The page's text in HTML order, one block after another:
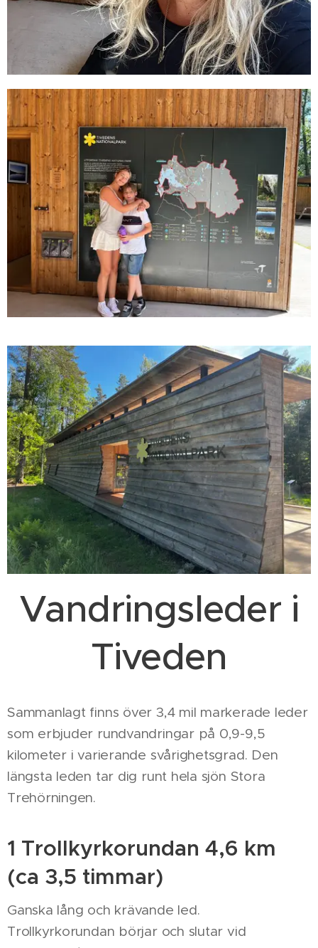
Vandringsleder i
Tiveden
Sammanlagt finns över 3,4 mil markerade leder
som erbjuder rundvandringar på 0,9-9,5
kilometer i varierande svårighetsgrad. Den
längsta leden tar dig runt hela sjön Stora
Trehörningen.
1 Trollkyrkorundan 4,6 km
(ca 3,5 timmar)
Ganska lång och krävande led.
Trollkyrkorundan börjar och slutar vid